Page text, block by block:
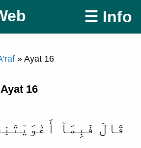
☰ Info
» Ayat 16
16
قَالَ فَبِمَآ